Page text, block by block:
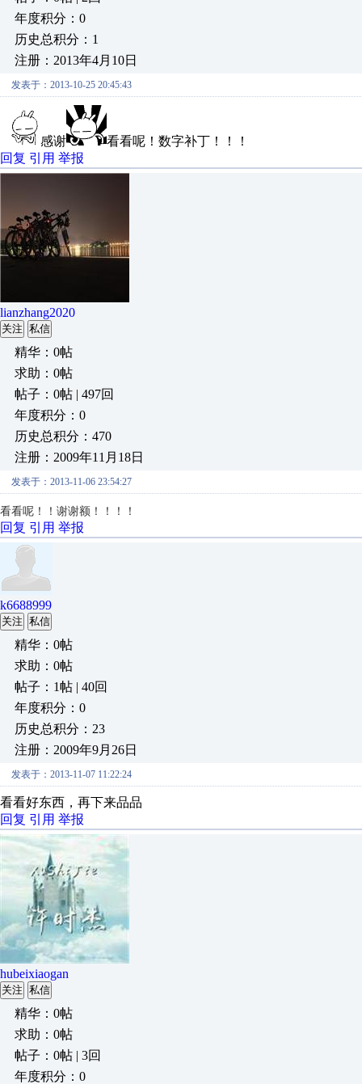
年度积分：0
历史总积分：1
注册：2013年4月10日
发表于：2013-10-25 20:45:43
感谢
看看呢！数字补丁！！！
回复 引用 举报
lianzhang2020
关注 私信
精华：0帖
求助：0帖
帖子：0帖 | 497回
年度积分：0
历史总积分：470
注册：2009年11月18日
发表于：2013-11-06 23:54:27
看看呢！！谢谢额！！！！
回复 引用 举报
k6688999
关注 私信
精华：0帖
求助：0帖
帖子：1帖 | 40回
年度积分：0
历史总积分：23
注册：2009年9月26日
发表于：2013-11-07 11:22:24
看看好东西，再下来品品
回复 引用 举报
hubeixiaogan
关注 私信
精华：0帖
求助：0帖
帖子：0帖 | 3回
年度积分：0